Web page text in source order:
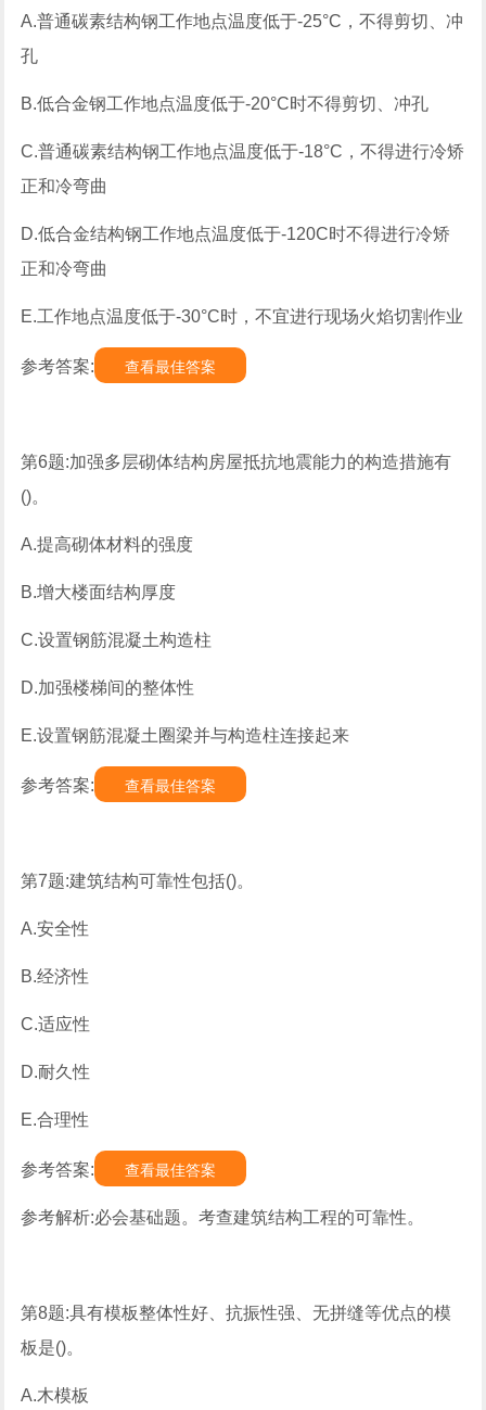
A.普通碳素结构钢工作地点温度低于-25°C，不得剪切、冲
孔
B.低合金钢工作地点温度低于-20°C时不得剪切、冲孔
C.普通碳素结构钢工作地点温度低于-18°C，不得进行冷矫
正和冷弯曲
D.低合金结构钢工作地点温度低于-120C时不得进行冷矫
正和冷弯曲
E.工作地点温度低于-30°C时，不宜进行现场火焰切割作业
参考答案: 查看最佳答案
第6题:加强多层砌体结构房屋抵抗地震能力的构造措施有
()。
A.提高砌体材料的强度
B.增大楼面结构厚度
C.设置钢筋混凝土构造柱
D.加强楼梯间的整体性
E.设置钢筋混凝土圈梁并与构造柱连接起来
参考答案: 查看最佳答案
第7题:建筑结构可靠性包括()。
A.安全性
B.经济性
C.适应性
D.耐久性
E.合理性
参考答案: 查看最佳答案
参考解析:必会基础题。考查建筑结构工程的可靠性。
第8题:具有模板整体性好、抗振性强、无拼缝等优点的模
板是()。
A.木模板